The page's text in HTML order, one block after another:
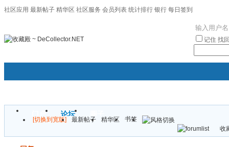
社区应用 最新帖子 精华区 社区服务 会员列表 统计排行 银行 每日签到
记住 找
门户 论坛
[切换到宽版] 最新帖子 精华区
书签
收